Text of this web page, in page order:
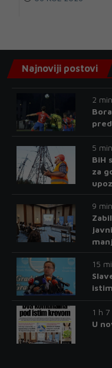
Najnoviji postovi
2 min
5 min
BiH
za
9 min
15
1 h
U